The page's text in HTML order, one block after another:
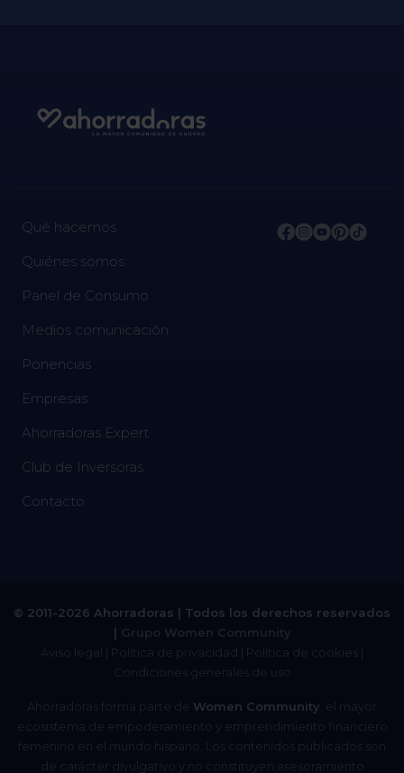
Qué hacemos
Quiénes somos
Panel de Consumo
Medios comunicación
Ponencias
Empresas
Ahorradoras Expert
Club de Inversoras
Contacto
© 2011-2026 Ahorradoras | Todos los derechos reservados
| Grupo Women Community
Aviso legal
Política de privacidad Política de cookies
Condiciones generales de uso
Ahorradoras forma parte de Women Community , el mayor
ecosistema de empoderamiento y emprendimiento financiero
femenino en el mundo hispano. Los contenidos publicados son
de carácter divulgativo y no constituyen asesoramiento